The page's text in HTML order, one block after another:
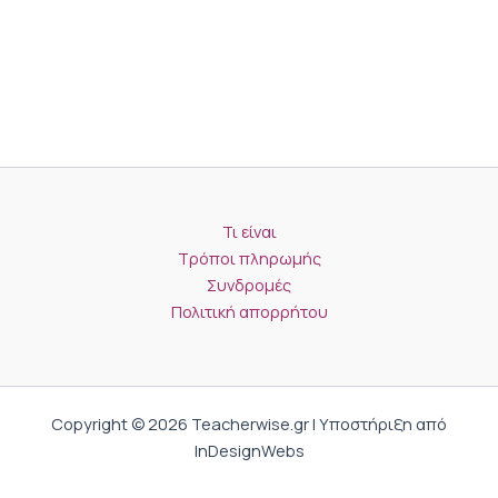
Τι είναι
Τρόποι πληρωμής
Συνδρομές
Πολιτική απορρήτου
Copyright © 2026 Teacherwise.gr | Υποστήριξη από
InDesignWebs